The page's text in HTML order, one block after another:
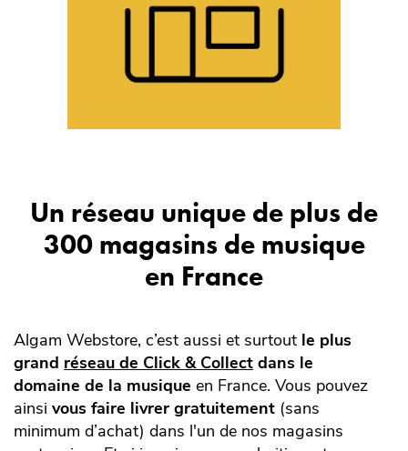
Un réseau unique de plus de
300 magasins de musique
en France
Algam Webstore, c’est aussi et surtout le plus
grand réseau de Click & Collect dans le
domaine de la musique en France. Vous pouvez
ainsi vous faire livrer gratuitement (sans
minimum d’achat) dans l'un de nos magasins